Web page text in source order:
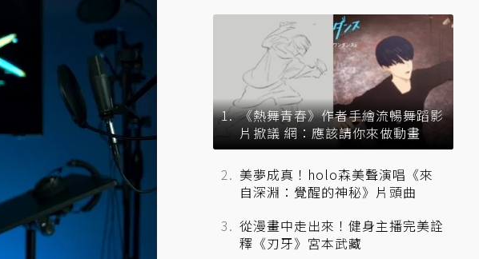
《熱舞青春》作者手繪流暢舞蹈影
片掀議 網：應該請你來做動畫
美夢成真！holo森美聲演唱《來
自深淵：覺醒的神秘》片頭曲
從漫畫中走出來！健身主播完美詮
釋《刃牙》宮本武藏